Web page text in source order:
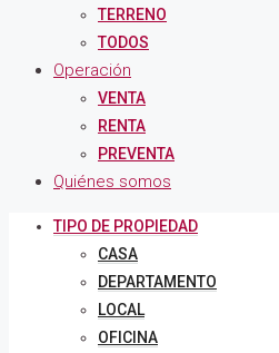
TERRENO
TODOS
Operación
VENTA
RENTA
PREVENTA
Quiénes somos
TIPO DE PROPIEDAD
CASA
DEPARTAMENTO
LOCAL
OFICINA